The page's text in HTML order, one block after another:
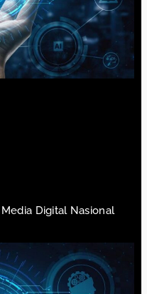
Digital Nasional